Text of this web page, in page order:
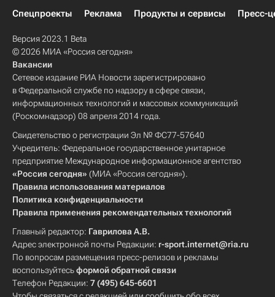
Спецпроекты
Реклама Продукты и сервисы Пресс-
Версия 2023.1 Beta
© 2026 МИА «Россия сегодня»
Вакансии
Сетевое издание РИА Новости зарегистрировано
в Федеральной службе по надзору в сфере связи,
информационных технологий и массовых коммуникаций
(Роскомнадзор) 08 апреля 2014 года.
Свидетельство о регистрации Эл № ФС77-57640
Учредитель: Федеральное государственное унитарное
предприятие Международное информационное агентство
«Россия сегодня» (МИА «Россия сегодня»).
Правила использования материалов
Политика конфиденциальности
Правила применения рекомендательных технологий
Главный редактор: Гаврилова А.В.
Адрес электронной почты Редакции: r-sport.internet@ria.ru
По вопросам размещения пресс-релизов и рекламы
воспользуйтесьформой обратной связи
Телефон Редакции: 7 (495) 645-6601